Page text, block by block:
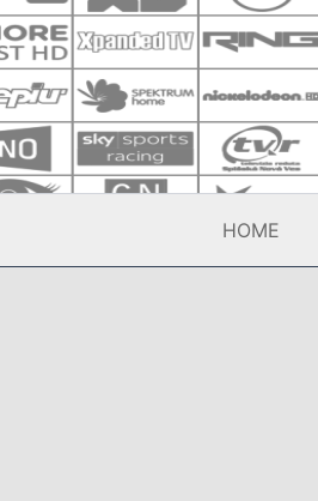
Přeskočit
na
obsah
HOME